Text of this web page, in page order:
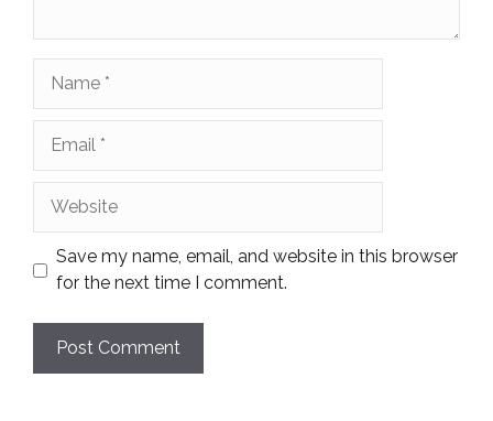
Save my name, email, and website in this browser
for the next time I comment.